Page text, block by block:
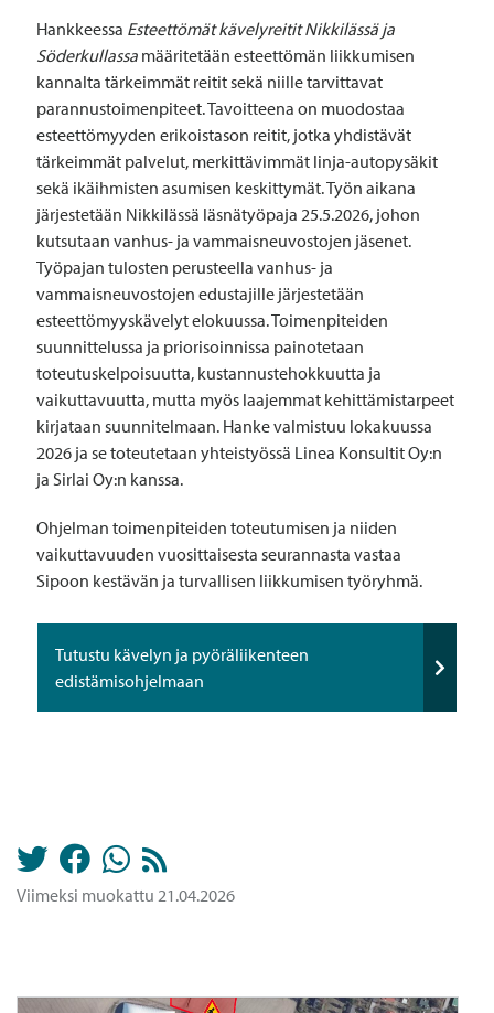
Hankkeessa Esteettömät kävelyreitit Nikkilässä ja
Söderkullassa määritetään esteettömän liikkumisen
kannalta tärkeimmät reitit sekä niille tarvittavat
parannustoimenpiteet. Tavoitteena on muodostaa
esteettömyyden erikoistason reitit, jotka yhdistävät
tärkeimmät palvelut, merkittävimmät linja-autopysäkit
sekä ikäihmisten asumisen keskittymät. Työn aikana
järjestetään Nikkilässä läsnätyöpaja 25.5.2026, johon
kutsutaan vanhus- ja vammaisneuvostojen jäsenet.
Työpajan tulosten perusteella vanhus- ja
vammaisneuvostojen edustajille järjestetään
esteettömyyskävelyt elokuussa. Toimenpiteiden
suunnittelussa ja priorisoinnissa painotetaan
toteutuskelpoisuutta, kustannustehokkuutta ja
vaikuttavuutta, mutta myös laajemmat kehittämistarpeet
kirjataan suunnitelmaan. Hanke valmistuu lokakuussa
2026 ja se toteutetaan yhteistyössä Linea Konsultit Oy:n
ja Sirlai Oy:n kanssa.
Ohjelman toimenpiteiden toteutumisen ja niiden
vaikuttavuuden vuosittaisesta seurannasta vastaa
Sipoon kestävän ja turvallisen liikkumisen työryhmä.
Tutustu kävelyn ja pyöräliikenteen
edistämisohjelmaan
Viimeksi muokattu 21.04.2026